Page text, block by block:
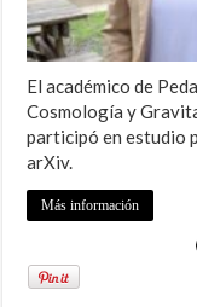
El académico de
Cosmología y
participó en estudio
arXiv.
Más información